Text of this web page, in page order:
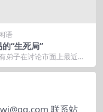
语
“生死局”
弟子在讨论市面上最近出
奇门生死局，我没见过全
致上猜测一下...
联系站